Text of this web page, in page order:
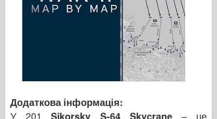
Додаткова інформація:
У 201Sikorsky S-64 Skycrane– це